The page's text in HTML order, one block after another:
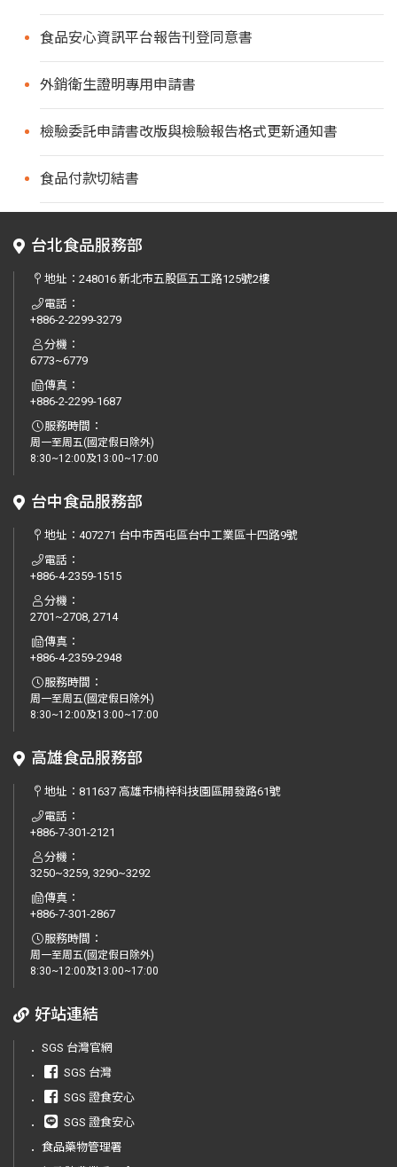
食品安心資訊平台報告刊登同意書
外銷衛生證明專用申請書
檢驗委託申請書改版與檢驗報告格式更新通知書
食品付款切結書
台北食品服務部
地址：248016 新北市五股區五工路125號2樓
電話：
+886-2-2299-3279
分機：
6773~6779
傳真：
+886-2-2299-1687
服務時間：
周一至周五(國定假日除外)
8:30~12:00及13:00~17:00
台中食品服務部
地址：407271 台中市西屯區台中工業區十四路9號
電話：
+886-4-2359-1515
分機：
2701~2708, 2714
傳真：
+886-4-2359-2948
服務時間：
周一至周五(國定假日除外)
8:30~12:00及13:00~17:00
高雄食品服務部
地址：811637 高雄市楠梓科技園區開發路61號
電話：
+886-7-301-2121
分機：
3250~3259, 3290~3292
傳真：
+886-7-301-2867
服務時間：
周一至周五(國定假日除外)
8:30~12:00及13:00~17:00
好站連結
． SGS 台灣官網
．
SGS 台灣
．
SGS 證食安心
．
SGS 證食安心
． 食品藥物管理署